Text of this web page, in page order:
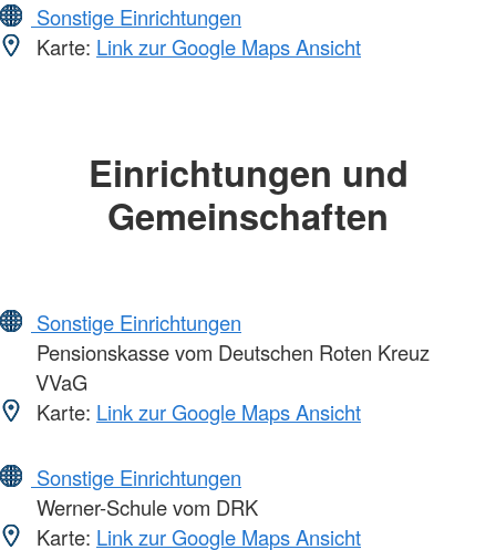
Sonstige Einrichtungen
Karte: Link zur Google Maps Ansicht
Einrichtungen und
Gemeinschaften
Sonstige Einrichtungen
Pensionskasse vom Deutschen Roten Kreuz
VVaG
Karte: Link zur Google Maps Ansicht
Sonstige Einrichtungen
Werner-Schule vom DRK
Karte: Link zur Google Maps Ansicht